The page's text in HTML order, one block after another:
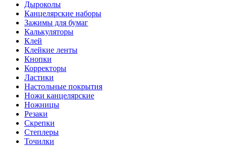
Дыроколы
Канцелярские наборы
Зажимы для бумаг
Калькуляторы
Клей
Клейкие ленты
Кнопки
Корректоры
Ластики
Настольные покрытия
Ножи канцелярские
Ножницы
Резаки
Скрепки
Степлеры
Точилки